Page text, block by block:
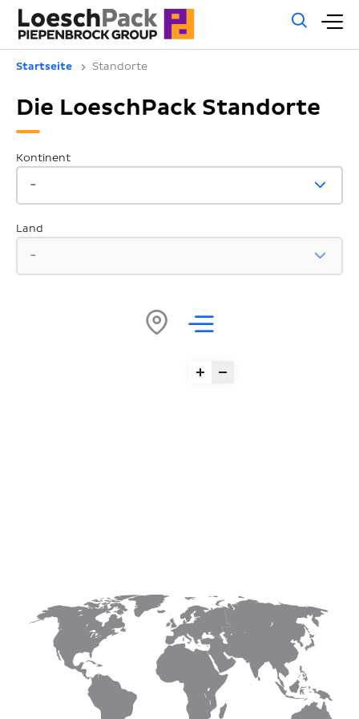
Startseite Standorte
Die LoeschPack Standorte
Kontinent
Land
KarteListe